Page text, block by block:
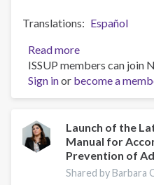
Translations
Español
Read more
Manual
de
la
de
y
ISSUP members can join
Sign inor become a
Launch of the
Manual for
Prevention of
Shared by Barbara